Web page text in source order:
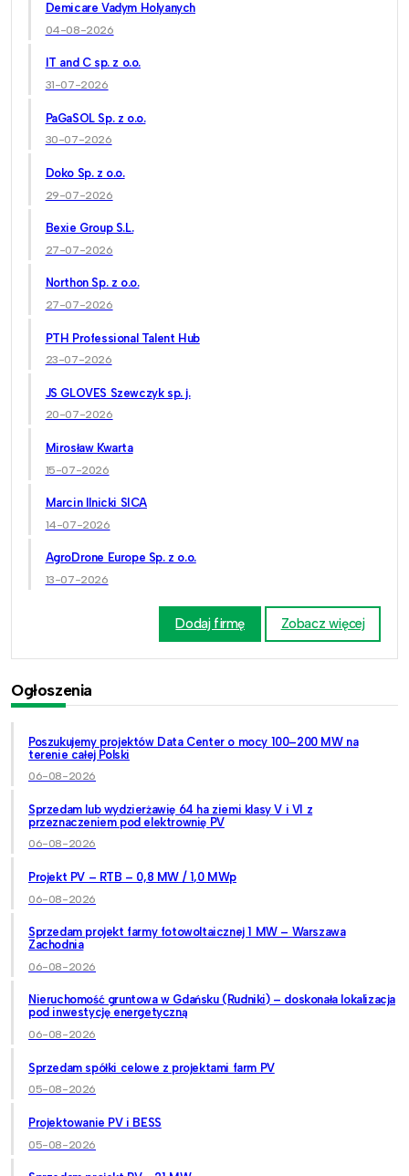
Demicare Vadym Holyanych
04-08-2026
IT and C sp. z o.o.
31-07-2026
PaGaSOL Sp. z o.o.
30-07-2026
Doko Sp. z o.o.
29-07-2026
Bexie Group S.L.
27-07-2026
Northon Sp. z o.o.
27-07-2026
PTH Professional Talent Hub
23-07-2026
JS GLOVES Szewczyk sp. j.
20-07-2026
Mirosław Kwarta
15-07-2026
Marcin Ilnicki SICA
14-07-2026
AgroDrone Europe Sp. z o.o.
13-07-2026
Dodaj firmę Zobacz więcej
Ogłoszenia
Poszukujemy projektów Data Center o mocy 100–200 MW na
terenie całej Polski
06-08-2026
Sprzedam lub wydzierżawię 64 ha ziemi klasy V i VI z
przeznaczeniem pod elektrownię PV
06-08-2026
Projekt PV – RTB – 0,8 MW / 1,0 MWp
06-08-2026
Sprzedam projekt farmy fotowoltaicznej 1 MW – Warszawa
Zachodnia
06-08-2026
Nieruchomość gruntowa w Gdańsku (Rudniki) – doskonała lokalizacja
pod inwestycję energetyczną
06-08-2026
Sprzedam spółki celowe z projektami farm PV
05-08-2026
Projektowanie PV i BESS
05-08-2026